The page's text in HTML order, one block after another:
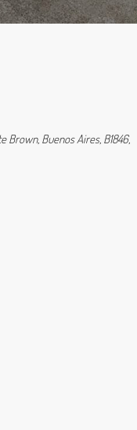
Brown, Buenos Aires, B1846,